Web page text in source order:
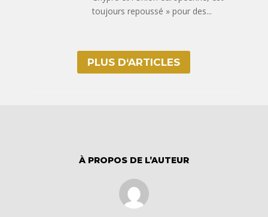
toujours repoussé » pour des...
PLUS D‘ARTICLES
À PROPOS DE L’AUTEUR